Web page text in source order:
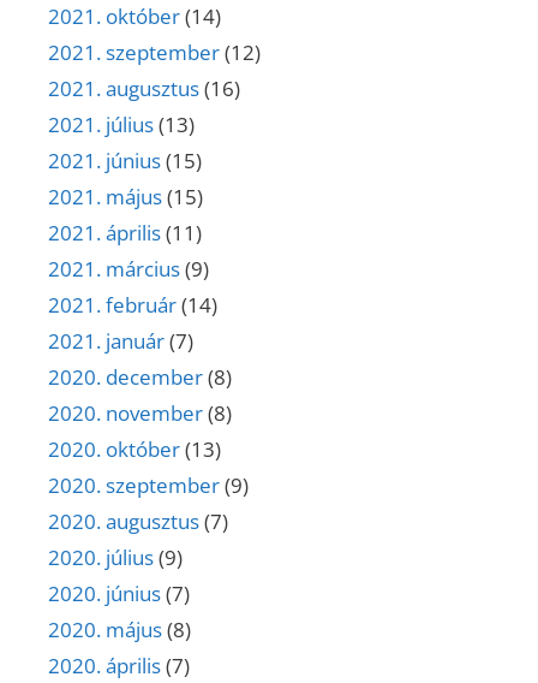
2021. október(14)
2021. szeptember(12)
2021. augusztus(16)
2021. július(13)
2021. június(15)
2021. május(15)
2021. április(11)
2021. március(9)
2021. február(14)
2021. január(7)
2020. december(8)
2020. november(8)
2020. október(13)
2020. szeptember(9)
2020. augusztus(7)
2020. július(9)
2020. június(7)
2020. május(8)
2020. április(7)